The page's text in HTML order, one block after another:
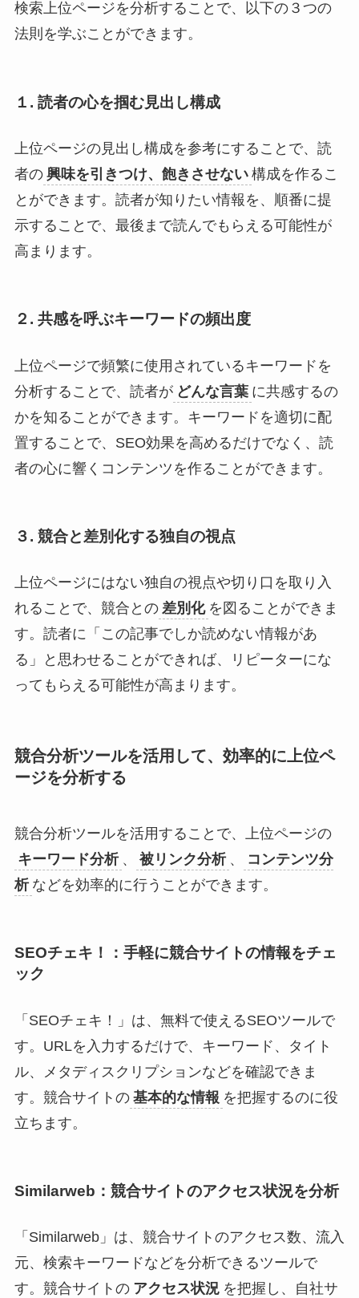
検索上位ページを分析することで、以下の３つの
法則を学ぶことができます。
１. 読者の心を掴む見出し構成
上位ページの見出し構成を参考にすることで、読
者の 興味を引きつけ、飽きさせない 構成を作るこ
とができます。読者が知りたい情報を、順番に提
示することで、最後まで読んでもらえる可能性が
高まります。
２. 共感を呼ぶキーワードの頻出度
上位ページで頻繁に使用されているキーワードを
分析することで、読者が どんな言葉 に共感するの
かを知ることができます。キーワードを適切に配
置することで、SEO効果を高めるだけでなく、読
者の心に響くコンテンツを作ることができます。
３. 競合と差別化する独自の視点
上位ページにはない独自の視点や切り口を取り入
れることで、競合との 差別化 を図ることができま
す。読者に「この記事でしか読めない情報があ
る」と思わせることができれば、リピーターにな
ってもらえる可能性が高まります。
競合分析ツールを活用して、効率的に上位ペ
ージを分析する
競合分析ツールを活用することで、上位ページの
キーワード分析 、 被リンク分析 、
コンテンツ分
析 などを効率的に行うことができます。
SEOチェキ！：手軽に競合サイトの情報をチェ
ック
「SEOチェキ！」は、無料で使えるSEOツールで
す。URLを入力するだけで、キーワード、タイト
ル、メタディスクリプションなどを確認できま
す。競合サイトの 基本的な情報 を把握するのに役
立ちます。
Similarweb：競合サイトのアクセス状況を分析
「Similarweb」は、競合サイトのアクセス数、流入
元、検索キーワードなどを分析できるツールで
す。競合サイトの アクセス状況 を把握し、自社サ